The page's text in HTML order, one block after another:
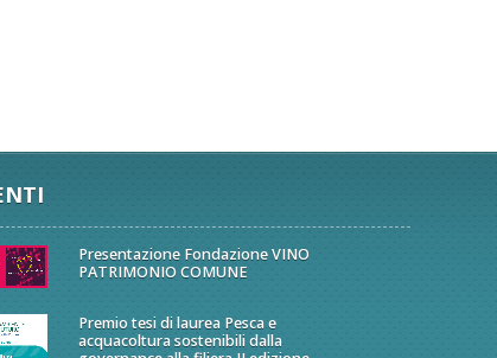
Presentazione Fondazione VINO
PATRIMONIO COMUNE
Premio tesi di laurea Pesca e
acquacoltura sostenibili dalla